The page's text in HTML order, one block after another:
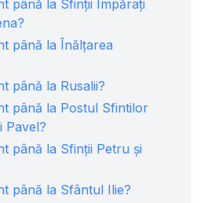
până la Sfinții Împărați
până la Înălțarea
până la Rusalii?
până la Postul Sfintilor
Pavel?
până la Sfinții Petru și
până la Sfântul Ilie?